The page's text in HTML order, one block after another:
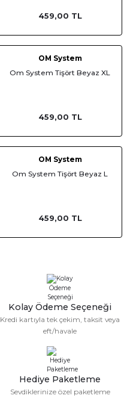
459,00 TL
OM System
Om System Tişört Beyaz XL
459,00 TL
OM System
Om System Tişört Beyaz L
459,00 TL
Kolay Ödeme Seçeneği
Kredi kartıyla tek çekim, taksit veya
eft/havale
Hediye Paketleme
Sevdiklerinize özel paketleme